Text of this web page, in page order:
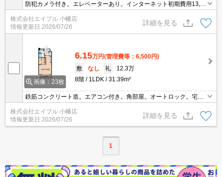
防犯カメラ付き。エレベーターあり。インターネット初期費用13,2
00円。インターネット使用料3,300円/月。駐輪場登録料3,300円
要。TVインターホン付き。宅配ボックスあり。家具・家電付。
株式会社エイブル 小幡店
情報更新日 2026/07/26
詳細を見る
画像：23枚
6.15万円(管理費等：6,500円)
敷
なし 礼
12.3万
8階
1LDK 31.39m²
鉄筋コンクリート造。エアコン付き。角部屋。オートロック。宅配
ボックスあり。浴室乾燥機付。防犯カメラ付き。インターネット初
期費用13,200円。駐輪場登録料3,300円要。
株式会社エイブル 小幡店
情報更新日 2026/07/26
詳細を見る
1